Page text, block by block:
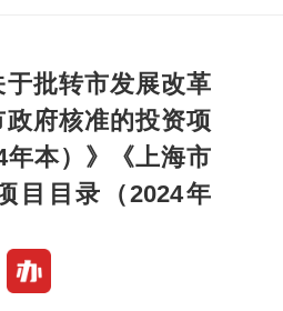
批转市发展改革
府核准的投资项
年本）》《上海市
目目录（2024年